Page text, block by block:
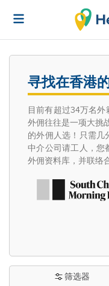
寻找在香港
目前有超过34万名
外佣往往是一项大挑
的外佣人选！只需几
中介公司请工人，您
外佣资料库，并联络
筛选器